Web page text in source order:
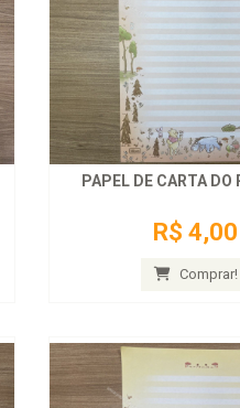
PAPEL DE CARTA DO
R$ 4,00
Comprar!